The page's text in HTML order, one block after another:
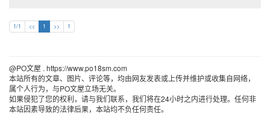
1/1 << 1 >> 1
@PO文屋 . https://www.po18sm.com
本站所有的文章、图片、评论等，均由网友发表或上传并维护或收集自网络，
属个人行为，与PO文屋立场无关。
如果侵犯了您的权利，请与我们联系，我们将在24小时之内进行处理。任何非
本站因素导致的法律后果，本站均不负任何责任。